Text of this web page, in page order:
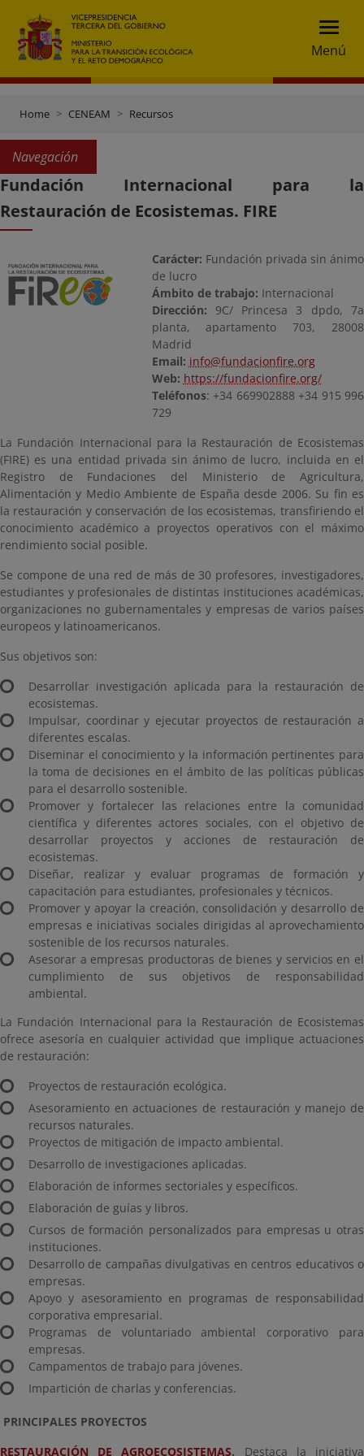
Menú
Home CENEAM Recursos
Navegación
Fundación Internacional para la
Restauración de Ecosistemas. FIRE
Carácter: Fundación privada sin ánimo
de lucro
Ámbito de trabajo: Internacional
Dirección: 9C/ Princesa 3 dpdo, 7a
planta, apartamento 703, 28008
Madrid
Email: info@fundacionfire.org
Web: https://fundacionfire.org/
Teléfonos: +34 669902888 +34 915 996
729
La Fundación Internacional para la Restauración de Ecosistemas
(FIRE) es una entidad privada sin ánimo de lucro, incluida en el
Registro de Fundaciones del Ministerio de Agricultura,
Alimentación y Medio Ambiente de España desde 2006. Su fin es
la restauración y conservación de los ecosistemas, transfiriendo el
conocimiento académico a proyectos operativos con el máximo
rendimiento social posible.
Se compone de una red de más de 30 profesores, investigadores,
estudiantes y profesionales de distintas instituciones académicas,
organizaciones no gubernamentales y empresas de varios países
europeos y latinoamericanos.
Sus objetivos son:
Desarrollar investigación aplicada para la restauración de
ecosistemas.
Impulsar, coordinar y ejecutar proyectos de restauración a
diferentes escalas.
Diseminar el conocimiento y la información pertinentes para
la toma de decisiones en el ámbito de las políticas públicas
para el desarrollo sostenible.
Promover y fortalecer las relaciones entre la comunidad
científica y diferentes actores sociales, con el objetivo de
desarrollar proyectos y acciones de restauración de
ecosistemas.
Diseñar, realizar y evaluar programas de formación y
capacitación para estudiantes, profesionales y técnicos.
Promover y apoyar la creación, consolidación y desarrollo de
empresas e iniciativas sociales dirigidas al aprovechamiento
sostenible de los recursos naturales.
Asesorar a empresas productoras de bienes y servicios en el
cumplimiento de sus objetivos de responsabilidad
ambiental.
La Fundación Internacional para la Restauración de Ecosistemas
ofrece asesoría en cualquier actividad que implique actuaciones
de restauración:
Proyectos de restauración ecológica.
Asesoramiento en actuaciones de restauración y manejo de
recursos naturales.
Proyectos de mitigación de impacto ambiental.
Desarrollo de investigaciones aplicadas.
Elaboración de informes sectoriales y específicos.
Elaboración de guías y libros.
Cursos de formación personalizados para empresas u otras
instituciones.
Desarrollo de campañas divulgativas en centros educativos o
empresas.
Apoyo y asesoramiento en programas de responsabilidad
corporativa empresarial.
Programas de voluntariado ambiental corporativo para
empresas.
Campamentos de trabajo para jóvenes.
Impartición de charlas y conferencias.
PRINCIPALES PROYECTOS
RESTAURACIÓN DE AGROECOSISTEMAS. Destaca la iniciativa